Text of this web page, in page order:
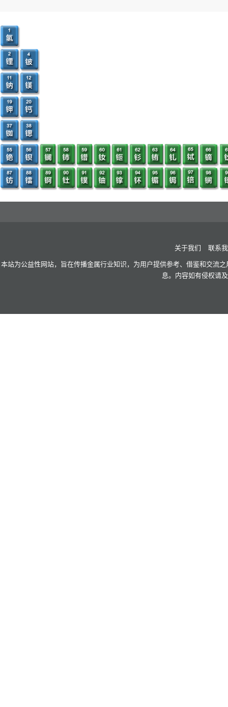
2.1.1应量分年
2.1.2 产量分省
2.1.3 产量分类
2.1.3.1 规模分类
2.1.3.2 权属分类
2.2 当前产量分析
2.2.1 产量分月
2.2.2 产量分省
2.2.3 产量分类
2.2.3.1 规模分类
2.2.3.2 权属分类
2.2.3.3 形态分类
2.3.3 分类展望
关于我们 联系
本站为公益性网站，旨在传播金属行业知识，为用户提供参考、借鉴和交流
息。内容如有侵权请